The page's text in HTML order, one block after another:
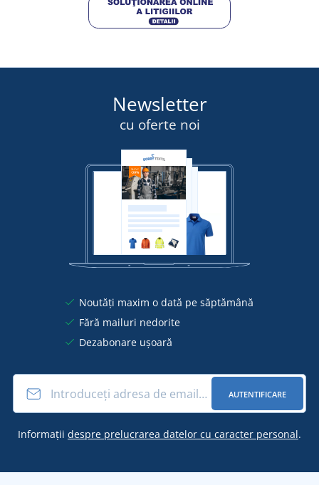
Newsletter
cu oferte noi
Noutăți maxim o dată pe săptămână
Fără mailuri nedorite
Dezabonare ușoară
AUTENTIFICARE
Informații despre prelucrarea datelor cu caracter personal.